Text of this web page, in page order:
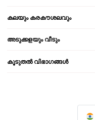
കലയും കരകൗശലവും
അടുക്കളയും വീടും
കൂടുതൽ വിഭാഗങ്ങൾ